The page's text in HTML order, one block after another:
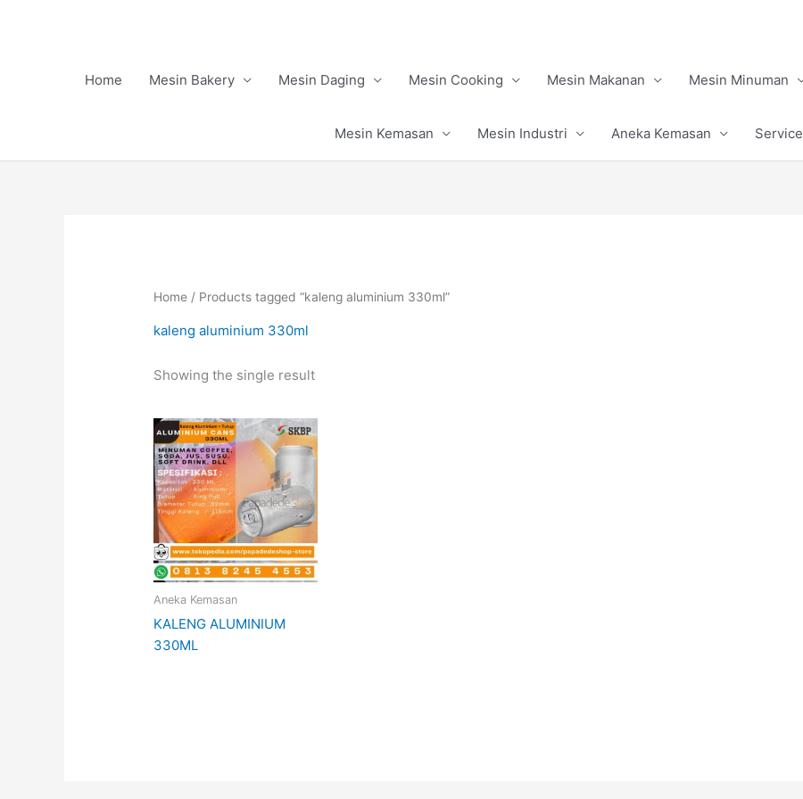
Home
Mesin Bakery Mesin Daging Mesin Cooking Mesin Makanan Mesin Minuman
Mesin Kemasan Mesin Industri Aneka Kemasan Service
Home / Products tagged “kaleng aluminium 330ml”
kaleng aluminium 330ml
Showing the single result
Aneka Kemasan
KALENG ALUMINIUM
330ML